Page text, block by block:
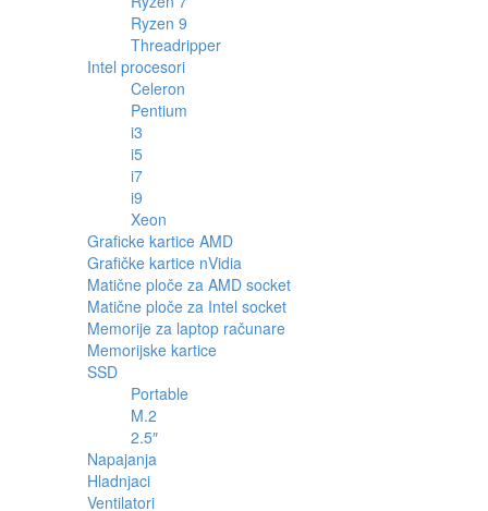
Ryzen 9
Threadripper
Intel procesori
Celeron
Pentium
i3
i5
i7
i9
Xeon
Graficke kartice AMD
Grafičke kartice nVidia
Matične ploče za AMD socket
Matične ploče za Intel socket
Memorije za laptop računare
Memorijske kartice
SSD
Portable
M.2
2.5″
Napajanja
Hladnjaci
Ventilatori